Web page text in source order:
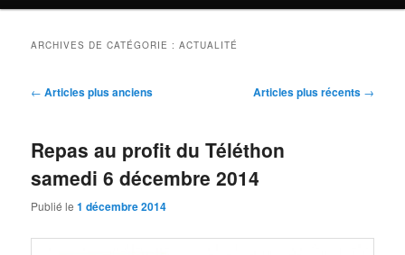
ARCHIVES DE CATÉGORIE :ACTUALITÉ
Navigation
← Articles plus anciens Articles plus récents →
Repas au profit du Téléthon
samedi 6 décembre 2014
Publié le1 décembre 2014